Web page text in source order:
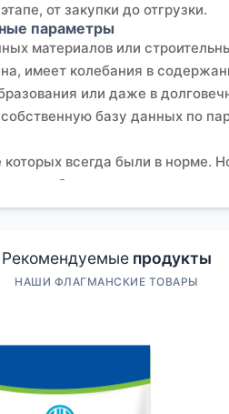
от закупки до отгрузки.
параметры
материалов или
имеет колебания в
или даже в
базу данных по
всегда были в норме.
проблемы с
начальную активность.
Материалы (https://
для строительства
постоянный баланс.
Рекомендуемыепродукты
НАШИ ФЛАГМАНСКИЕ ТОВАРЫ